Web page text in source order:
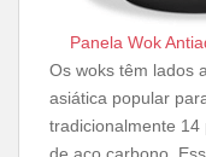
Panela Wok
Os woks têm lados
asiática popular
tradicionalmente